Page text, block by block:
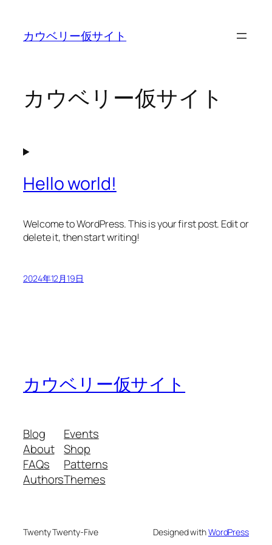
カウベリー仮サイト
カウベリー仮サイト
Hello world!
Welcome to WordPress. This is your first post. Edit or
delete it, then start writing!
2024年12月19日
カウベリー仮サイト
Blog
About
FAQs
Authors
Events
Shop
Patterns
Themes
Twenty Twenty-Five Designed withWordPress